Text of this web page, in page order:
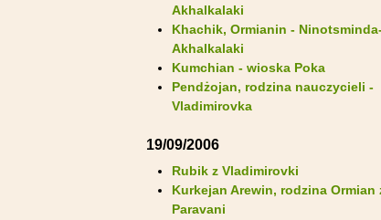
Akhalkalaki
Khachik, Ormianin -
Akhalkalaki
Kumchian - wioska Poka
Pendżojan, rodzina nauczycieli -
Vladimirovka
19/09/2006
Rubik z Vladimirovki
Kurkejan Arewin, rodzina Ormian
Paravani